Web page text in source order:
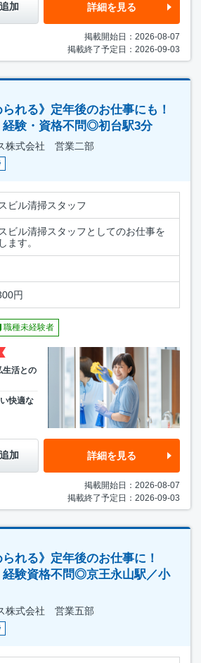
加 詳細を見る
掲載開始日：2026-08-07
掲載終了予定日：2026-09-03
られる》定年後のお仕事にも！
経験・資格不問◎初台駅3分
株式会社 営業二部
ビル清掃スタッフ
ビル清掃スタッフとしてのお仕事を
ます。
円
職種未経験者
生活との
快適な
加 詳細を見る
掲載開始日：2026-08-07
掲載終了予定日：2026-09-03
られる》定年後のお仕事に！
経験資格不問◎京王永山駅／小
株式会社 営業五部